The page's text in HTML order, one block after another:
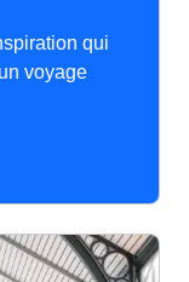
qui
voyage